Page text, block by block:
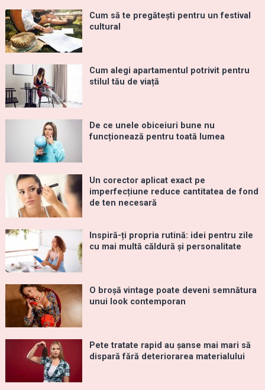
Cum să te pregătești pentru un festival
cultural
Cum alegi apartamentul potrivit pentru
stilul tău de viață
De ce unele obiceiuri bune nu
funcționează pentru toată lumea
Un corector aplicat exact pe
imperfecțiune reduce cantitatea de fond
de ten necesară
Inspiră-ți propria rutină: idei pentru zile
cu mai multă căldură și personalitate
O broșă vintage poate deveni semnătura
unui look contemporan
Pete tratate rapid au șanse mai mari să
dispară fără deteriorarea materialului